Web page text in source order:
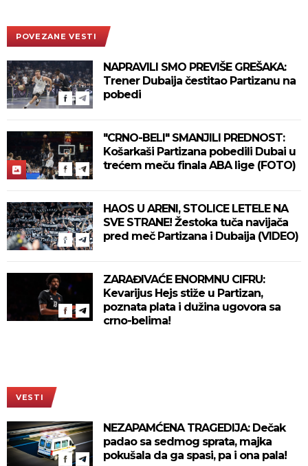
POVEZANE VESTI
NAPRAVILI SMO PREVIŠE GREŠAKA:
Trener Dubaija čestitao Partizanu na
pobedi
"CRNO-BELI" SMANJILI PREDNOST:
Košarkaši Partizana pobedili Dubai u
trećem meču finala ABA lige (FOTO)
HAOS U ARENI, STOLICE LETELE NA
SVE STRANE! Žestoka tuča navijača
pred meč Partizana i Dubaija (VIDEO)
ZARAĐIVAĆE ENORMNU CIFRU:
Kevarijus Hejs stiže u Partizan,
poznata plata i dužina ugovora sa
crno-belima!
VESTI
NEZAPAMĆENA TRAGEDIJA: Dečak
padao sa sedmog sprata, majka
pokušala da ga spasi, pa i ona pala!